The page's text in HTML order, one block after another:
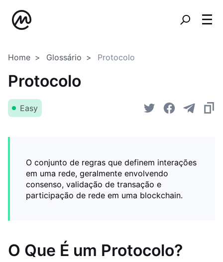
Home Glossário Protocolo
Protocolo
Easy
O conjunto de regras que definem interações
em uma rede, geralmente envolvendo
consenso, validação de transação e
participação de rede em uma blockchain.
O Que É um Protocolo?